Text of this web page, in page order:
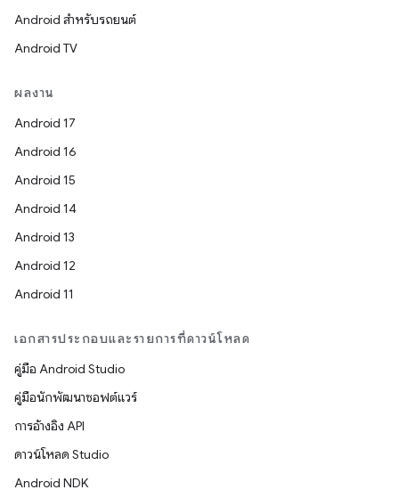
Android สำหรับรถยนต์
Android TV
ผลงาน
Android 17
Android 16
Android 15
Android 14
Android 13
Android 12
Android 11
เอกสารประกอบและรายการที่ดาวน์โหลด
คู่มือ Android Studio
คู่มือนักพัฒนาซอฟต์แวร์
การอ้างอิง API
ดาวน์โหลด Studio
Android NDK